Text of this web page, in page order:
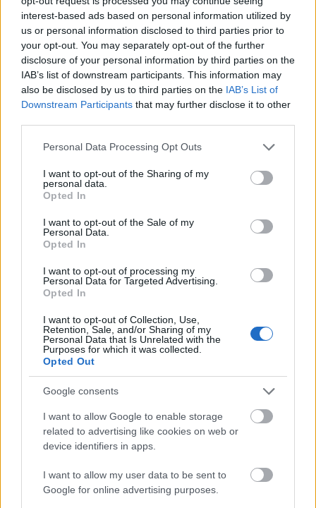
interest-based ads based on personal information utilized by
us or personal information disclosed to third parties prior to
your opt-out. You may separately opt-out of the further
disclosure of your personal information by third parties on the
IAB’s list of downstream participants. This information may
also be disclosed by us to third parties on the IAB’s List of
Downstream Participants that may further disclose it to other
Please note that this website/app uses one or more Google
not limited to your visit or usage behaviour. You may click to
grant or deny consent to Google and its third-party tags to
use your data for below specified purposes in below Google
consent section.
Personal Data Processing Opt Outs
I want to opt-out of the Sharing of my
personal data.
Opted In
I want to opt-out of the Sale of my
Personal Data.
Opted In
I want to opt-out of processing my
Personal Data for Targeted Advertising.
Opted In
I want to opt-out of Collection, Use,
Retention, Sale, and/or Sharing of my
Personal Data that Is Unrelated with the
Purposes for which it was collected.
Opted Out
Google consents
I want to allow Google to enable storage
related to advertising like cookies on web or
device identifiers in apps.
I want to allow my user data to be sent to
Google for online advertising purposes.
Ακολουθήστε το insider.gr στο Google News
πρώτοι όλες τιςειδήσειςαπό την Ελλάδα και τον κόσμο.